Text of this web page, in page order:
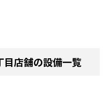
目店舗の設備一覧